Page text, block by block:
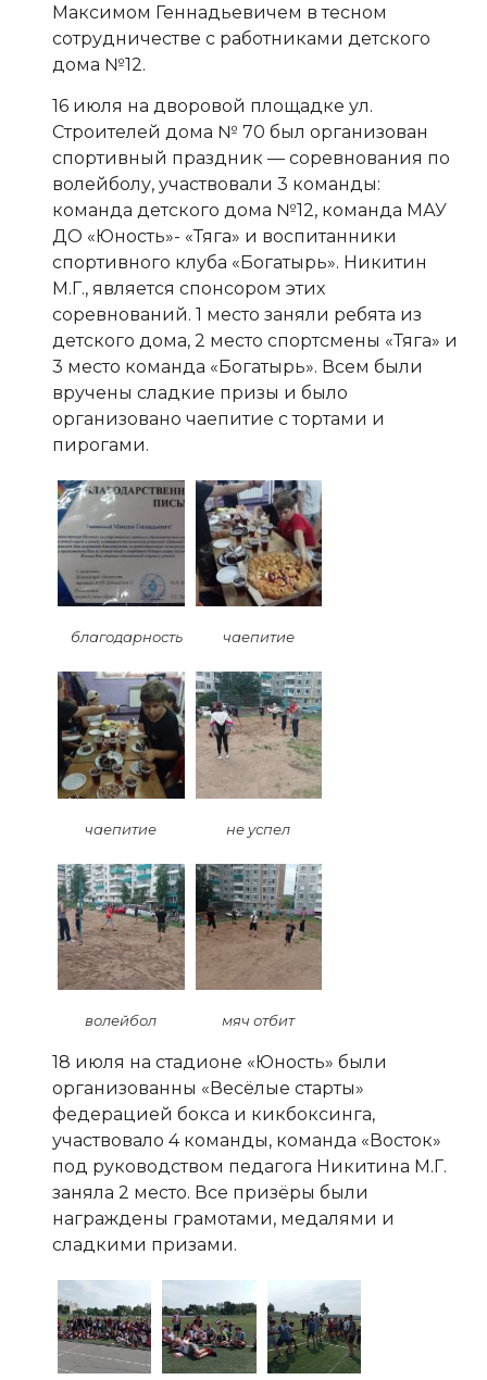
Максимом Геннадьевичем в тесном
сотрудничестве с работниками детского
дома №12.
16 июля на дворовой площадке ул.
Строителей дома № 70 был организован
спортивный праздник — соревнования по
волейболу, участвовали 3 команды:
команда детского дома №12, команда МАУ
ДО «Юность»- «Тяга» и воспитанники
спортивного клуба «Богатырь». Никитин
М.Г., является спонсором этих
соревнований. 1 место заняли ребята из
детского дома, 2 место спортсмены «Тяга» и
3 место команда «Богатырь». Всем были
вручены сладкие призы и было
организовано чаепитие с тортами и
пирогами.
благодарность чаепитие
чаепитие не успел
волейбол мяч отбит
18 июля на стадионе «Юность» были
организованны «Весёлые старты»
федерацией бокса и кикбоксинга,
участвовало 4 команды, команда «Восток»
под руководством педагога Никитина М.Г.
заняла 2 место. Все призёры были
награждены грамотами, медалями и
сладкими призами.